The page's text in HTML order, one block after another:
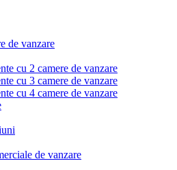
de vanzare
cu 2 camere de vanzare
cu 3 camere de vanzare
cu 4 camere de vanzare
de vanzare